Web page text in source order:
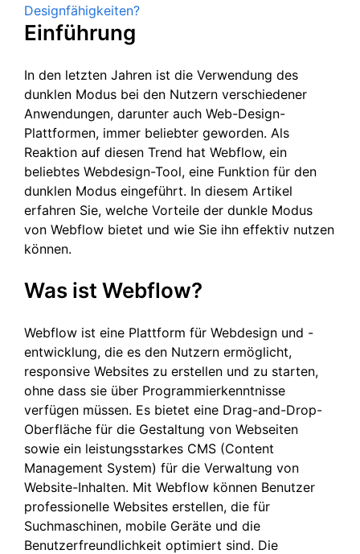
Designfähigkeiten?
Einführung
In den letzten Jahren ist die Verwendung des
dunklen Modus bei den Nutzern verschiedener
Anwendungen, darunter auch Web-Design-
Plattformen, immer beliebter geworden. Als
Reaktion auf diesen Trend hat Webflow, ein
beliebtes Webdesign-Tool, eine Funktion für den
dunklen Modus eingeführt. In diesem Artikel
erfahren Sie, welche Vorteile der dunkle Modus
von Webflow bietet und wie Sie ihn effektiv nutzen
können.
Was ist Webflow?
Webflow ist eine Plattform für Webdesign und -
entwicklung, die es den Nutzern ermöglicht,
responsive Websites zu erstellen und zu starten,
ohne dass sie über Programmierkenntnisse
verfügen müssen. Es bietet eine Drag-and-Drop-
Oberfläche für die Gestaltung von Webseiten
sowie ein leistungsstarkes CMS (Content
Management System) für die Verwaltung von
Website-Inhalten. Mit Webflow können Benutzer
professionelle Websites erstellen, die für
Suchmaschinen, mobile Geräte und die
Benutzerfreundlichkeit optimiert sind. Die